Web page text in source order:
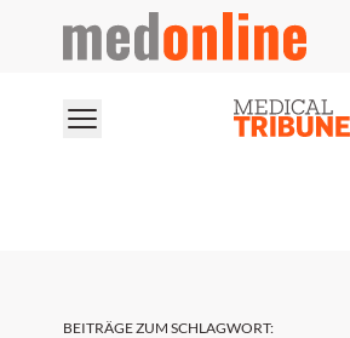
medonline
BEITRÄGE ZUM SCHLAGWORT: